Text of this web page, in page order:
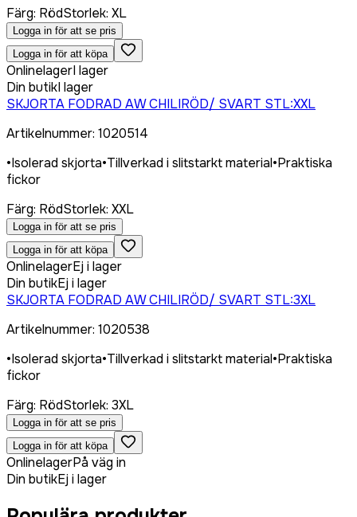
Färg: RödStorlek: XL
Logga in för att se pris
Logga in för att köpa
OnlinelagerI lager
Din butikI lager
SKJORTA FODRAD AW CHILIRÖD/ SVART STL:XXL
Artikelnummer: 1020514
•Isolerad skjorta•Tillverkad i slitstarkt material•Praktiska
fickor
Färg: RödStorlek: XXL
Logga in för att se pris
Logga in för att köpa
OnlinelagerEj i lager
Din butikEj i lager
SKJORTA FODRAD AW CHILIRÖD/ SVART STL:3XL
Artikelnummer: 1020538
•Isolerad skjorta•Tillverkad i slitstarkt material•Praktiska
fickor
Färg: RödStorlek: 3XL
Logga in för att se pris
Logga in för att köpa
OnlinelagerPå väg in
Din butikEj i lager